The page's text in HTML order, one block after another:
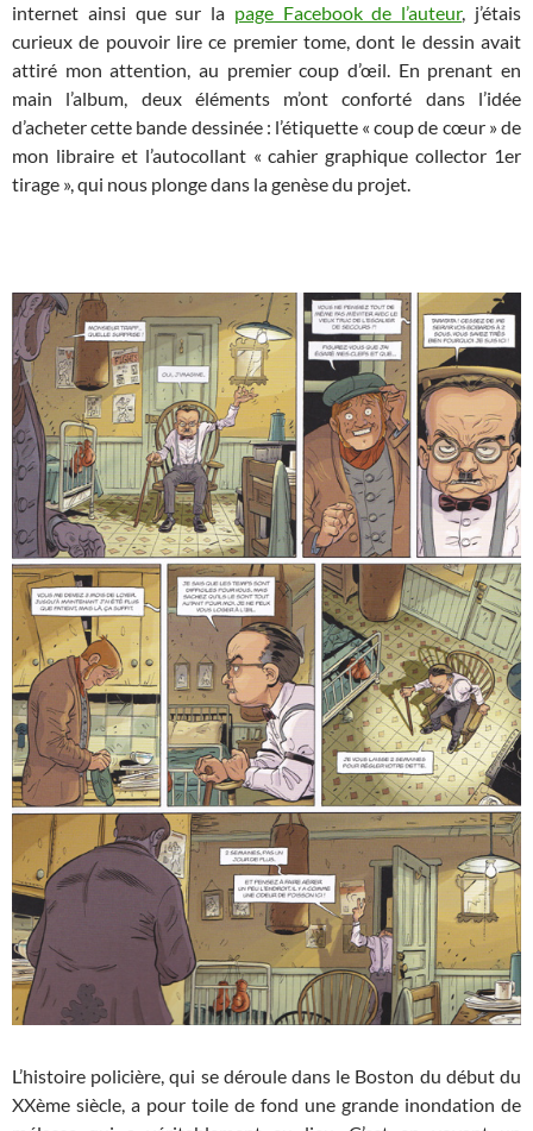
internet ainsi que sur la page Facebook de l’auteur, j’étais
curieux de pouvoir lire ce premier tome, dont le dessin avait
attiré mon attention, au premier coup d’œil. En prenant en
main l’album, deux éléments m’ont conforté dans l’idée
d’acheter cette bande dessinée : l’étiquette « coup de cœur » de
mon libraire et l’autocollant « cahier graphique collector 1er
tirage », qui nous plonge dans la genèse du projet.
L’histoire policière, qui se déroule dans le Boston du début du
XXème siècle, a pour toile de fond une grande inondation de